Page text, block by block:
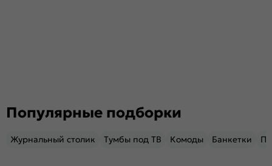
Популярные подборки
Журнальный столик Тумбы под ТВ Комоды Банкетки